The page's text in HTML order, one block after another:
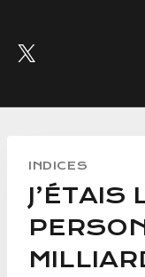
content
INDICES
J’ÉTAIS